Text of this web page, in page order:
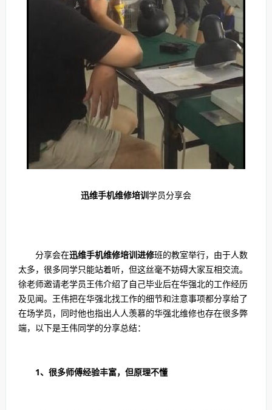
迅维手机维修培训学员分享会
分享会在迅维手机维修培训进修班的教室举行，由于人数
太多，很多同学只能站着听，但这丝毫不妨碍大家互相交流。
徐老师邀请老学员王伟介绍了自己毕业后在华强北的工作经历
及见闻。王伟把在华强北找工作的细节和注意事项都分享给了
在场学员，同时他也指出人人羡慕的华强北维修也存在很多弊
端，以下是王伟同学的分享总结：
1、很多师傅经验丰富，但原理不懂